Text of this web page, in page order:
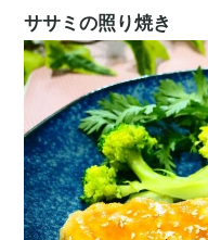
ササミの照り焼き